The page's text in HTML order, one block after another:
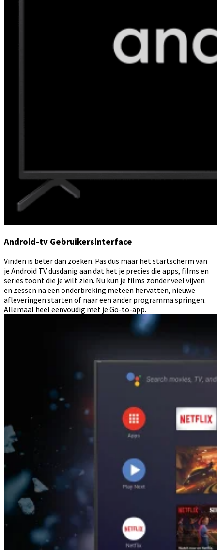
Android-tv Gebruikersinterface
Vinden is beter dan zoeken. Pas dus maar het startscherm van
je Android TV dusdanig aan dat het je precies die apps, films en
series toont die je wilt zien. Nu kun je films zonder veel vijven
en zessen na een onderbreking meteen hervatten, nieuwe
afleveringen starten of naar een ander programma springen.
Allemaal heel eenvoudig met je Go-to-app.